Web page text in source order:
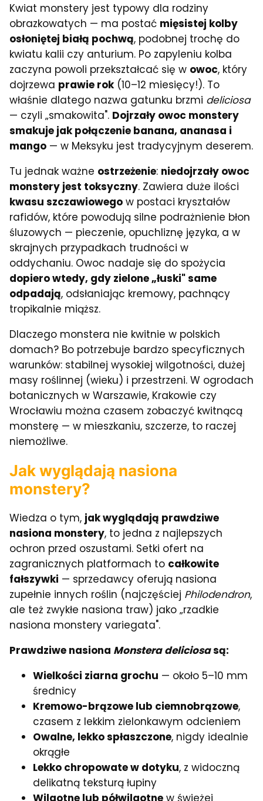
Kwiat monstery jest typowy dla rodziny
obrazkowatych — ma postać mięsistej kolby
osłoniętej białą pochwą, podobnej trochę do
kwiatu kalii czy anturium. Po zapyleniu kolba
zaczyna powoli przekształcać się w owoc, który
dojrzewa prawie rok(10–12 miesięcy!). To
właśnie dlatego nazwa gatunku brzmi deliciosa
— czyli „smakowita". Dojrzały owoc monstery
smakuje jak połączenie banana, ananasa i
mango — w Meksyku jest tradycyjnym deserem.
Tu jednak ważne ostrzeżenie: niedojrzały owoc
monstery jest toksyczny. Zawiera duże ilości
kwasu szczawiowego w postaci kryształów
rafidów, które powodują silne podrażnienie błon
śluzowych — pieczenie, opuchliznę języka, a w
skrajnych przypadkach trudności w
oddychaniu. Owoc nadaje się do spożycia
dopiero wtedy, gdy zielone „łuski" same
odpadają, odsłaniając kremowy, pachnący
tropikalnie miąższ.
Dlaczego monstera nie kwitnie w polskich
domach? Bo potrzebuje bardzo specyficznych
warunków: stabilnej wysokiej wilgotności, dużej
masy roślinnej (wieku) i przestrzeni. W ogrodach
botanicznych w Warszawie, Krakowie czy
Wrocławiu można czasem zobaczyć kwitnącą
monsterę — w mieszkaniu, szczerze, to raczej
niemożliwe.
Jak wyglądają nasiona
monstery?
Wiedza o tym, jak wyglądają prawdziwe
nasiona monstery, to jedna z najlepszych
ochron przed oszustami. Setki ofert na
zagranicznych platformach to całkowite
fałszywki — sprzedawcy oferują nasiona
zupełnie innych roślin (najczęściej Philodendron,
ale też zwykłe nasiona traw) jako „rzadkie
nasiona monstery variegata".
Prawdziwe nasiona Monstera deliciosasą:
Wielkości ziarna grochu — około 5–10 mm
średnicy
Kremowo-brązowe lub ciemnobrązowe,
czasem z lekkim zielonkawym odcieniem
Owalne, lekko spłaszczone, nigdy idealnie
okrągłe
Lekko chropowate w dotyku, z widoczną
delikatną teksturą łupiny
Wilgotne lub półwilgotne w świeżej